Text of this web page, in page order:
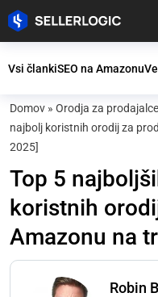
Vsi člankiSEO na Amazonu
Domov » Orodja za
najbolj koristnih orodij za
2025]
Top 5
koristnih
Amazonu na
Robin